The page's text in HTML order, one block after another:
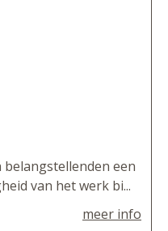
een
van het werk bi...
meer info